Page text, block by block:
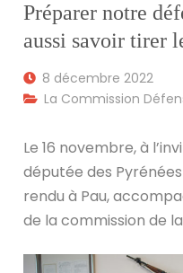
Préparer notre
aussi savoir tirer
8 décembre 2022
La Commission
Le 16 novembre, à
députée des
rendu à Pau,
de la commission de